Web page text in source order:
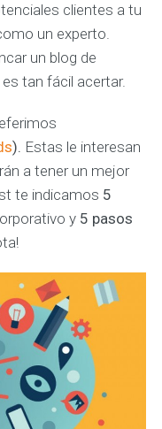
clientes a tu
un experto.
un blog de
tan fácil acertar.
). Estas le interesan
a tener un mejor
te indicamos 5
y5 pasos